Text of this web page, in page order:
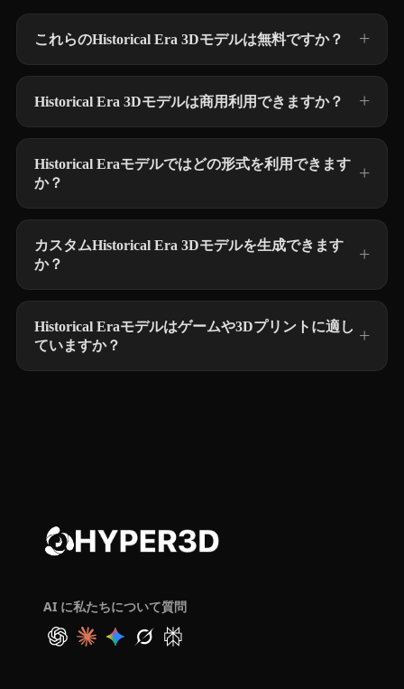
これらのHistorical Era 3Dモデルは無料ですか？
Historical Era 3Dモデルは商用利用できますか？
Historical Eraモデルではどの形式を利用できます
か？
カスタムHistorical Era 3Dモデルを生成できます
か？
Historical Eraモデルはゲームや3Dプリントに適し
ていますか？
AI に私たちについて質問